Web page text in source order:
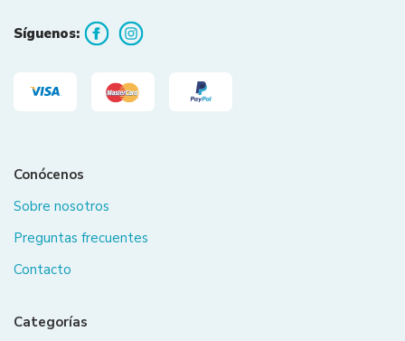
Síguenos:
Conócenos
Sobre nosotros
Preguntas frecuentes
Contacto
Categorías